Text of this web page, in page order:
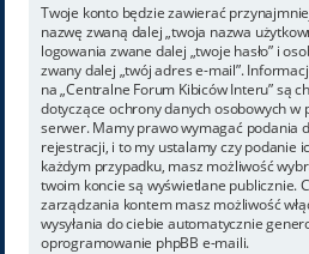
Twoje konto będzie zawierać
nazwę zwaną dalej „twoja nazwa
logowania zwane dalej „twoje hasło” i
zwany dalej „twój adres e-mail”.
na „Centralne Forum Kibiców Interu” są
dotyczące ochrony danych osobowych w
serwer. Mamy prawo wymagać podania
rejestracji, i to my ustalamy czy podanie
każdym przypadku, masz możliwość
twoim koncie są wyświetlane publicznie.
zarządzania kontem masz możliwość
wysyłania do ciebie automatycznie
oprogramowanie phpBB e-maili.